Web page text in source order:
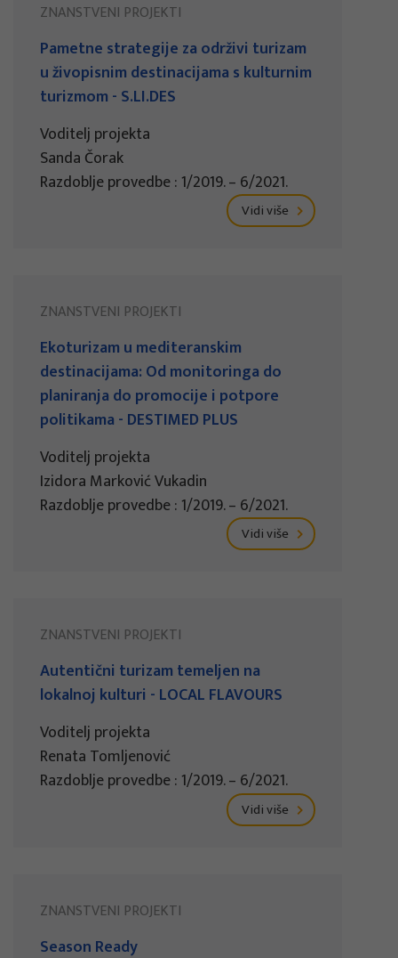
ZNANSTVENI PROJEKTI
Pametne strategije za održivi turizam
u živopisnim destinacijama s kulturnim
turizmom - S.LI.DES
Voditelj projekta
Sanda Čorak
Razdoblje provedbe : 1/2019. – 6/2021.
Vidi više
ZNANSTVENI PROJEKTI
Ekoturizam u mediteranskim
destinacijama: Od monitoringa do
planiranja do promocije i potpore
politikama - DESTIMED PLUS
Voditelj projekta
Izidora Marković Vukadin
Razdoblje provedbe : 1/2019. – 6/2021.
Vidi više
ZNANSTVENI PROJEKTI
Autentični turizam temeljen na
lokalnoj kulturi - LOCAL FLAVOURS
Voditelj projekta
Renata Tomljenović
Razdoblje provedbe : 1/2019. – 6/2021.
Vidi više
ZNANSTVENI PROJEKTI
Season Ready